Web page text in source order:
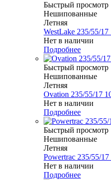
Быстрый просмотр
Нешипованные
Летняя
WestLake 235/55/
Нет в наличии
Подробнее
Быстрый просмотр
Нешипованные
Летняя
Ovation 235/55/17
Нет в наличии
Подробнее
Быстрый просмотр
Нешипованные
Летняя
Powertrac 235/55/
Нет в наличии
Подробнее